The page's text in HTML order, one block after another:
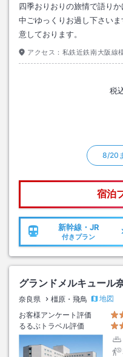
四季おりおりの旅情で語り
中ごゆっくりお過し下さい
意しております。
アクセス： 私鉄近鉄南大阪線
税
8/20
宿泊
新幹線・JR
付きプラン
グランドメルキュール
奈良県 橿原・飛鳥
地図
お客様アンケート評価
るるぶトラベル評価